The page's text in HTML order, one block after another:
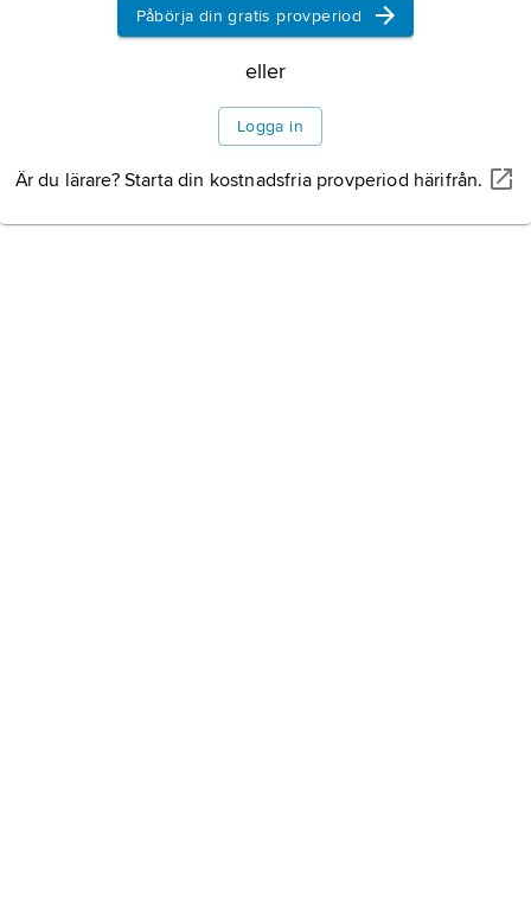
Påbörja din gratis provperiod
eller
Logga in
Är du lärare? Starta din kostnadsfria provperiod härifrån.